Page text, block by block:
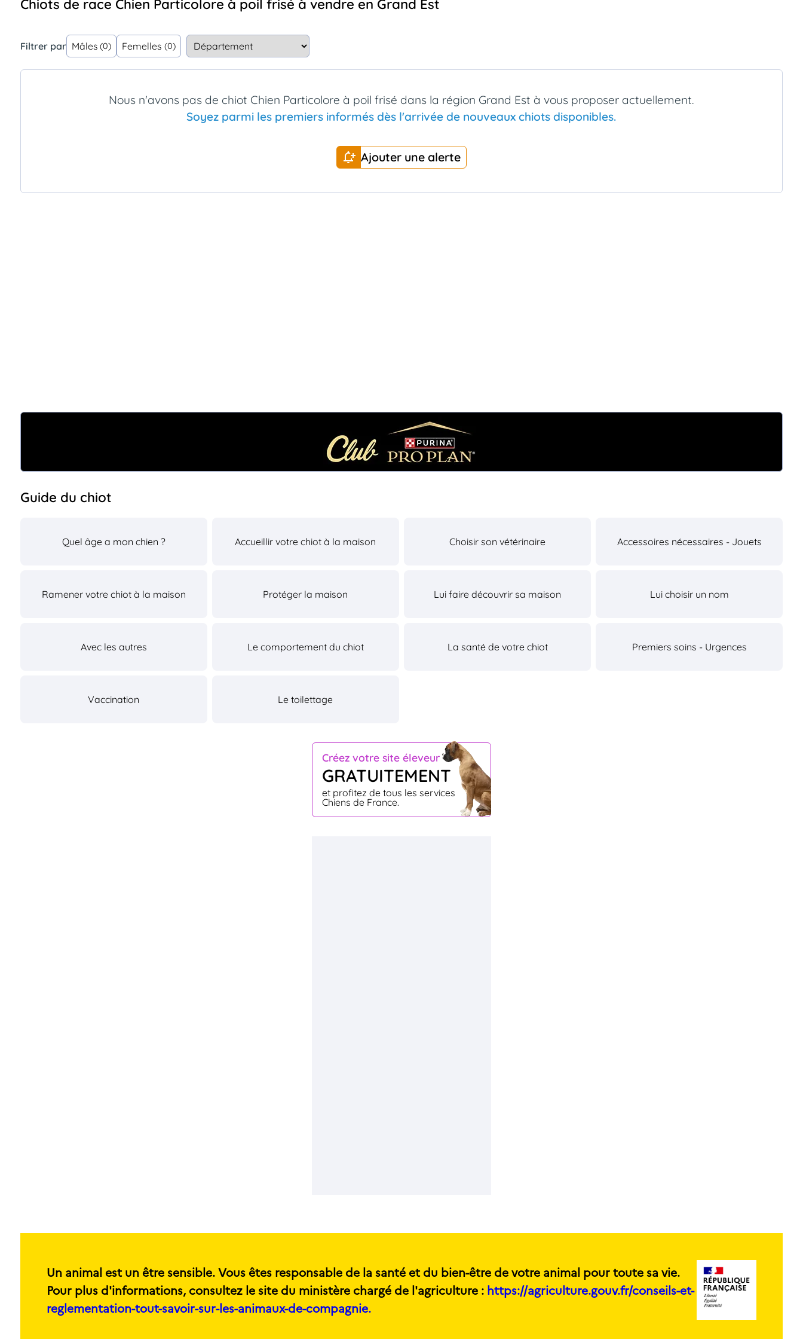
Assurances
Connexion
Chiots de race Chien Particolore à poil frisé à vendre en Grand Est
Filtrer par Mâles (0) Femelles (0)
Nous n'avons pas de chiot Chien Particolore à poil frisé dans la région Grand Est à vous proposer actuellement.
Soyez parmi les premiers informés dès l'arrivée de nouveaux chiots disponibles.
Ajouter une alerte
Créez votre site éleveur
GRATUITEMENT
et profitez de tous les services
Chiens de France.
Guide du chiot
Quel âge a mon chien ? Accueillir votre chiot à la maison Choisir son vétérinaire Accessoires nécessaires - Jouets
Ramener votre chiot à la maison Protéger la maison Lui faire découvrir sa maison Lui choisir un nom
Avec les autres Le comportement du chiot La santé de votre chiot Premiers soins - Urgences
Vaccination Le toilettage
Un animal est un être sensible. Vous êtes responsable de la santé et du bien-être de votre animal pour toute sa vie.
Pour plus d'informations, consultez le site du ministère chargé de l'agriculture : https://agriculture.gouv.fr/conseils-et-
reglementation-tout-savoir-sur-les-animaux-de-compagnie.